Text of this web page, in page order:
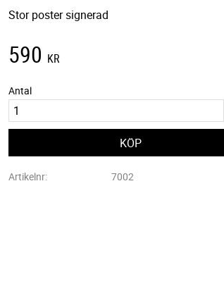
Stor poster signerad
590 KR
Antal
Artikelnr 7002